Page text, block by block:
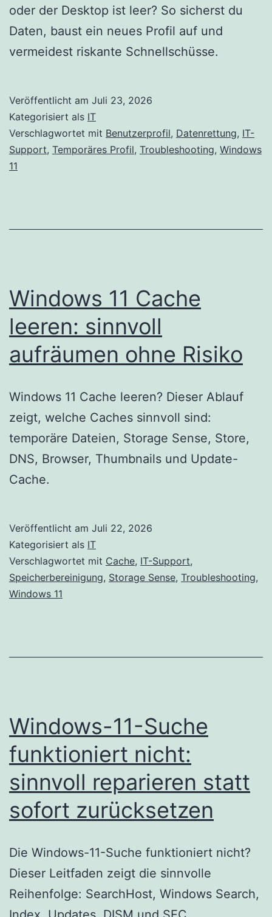
oder der Desktop ist leer? So sicherst du
Daten, baust ein neues Profil auf und
vermeidest riskante Schnellschüsse.
Veröffentlicht am Juli 23, 2026
Kategorisiert als IT
Verschlagwortet mit Benutzerprofil, Datenrettung, IT-
Support, Temporäres Profil, Troubleshooting, Windows
11
Windows 11 Cache
leeren: sinnvoll
aufräumen ohne Risiko
Windows 11 Cache leeren? Dieser Ablauf
zeigt, welche Caches sinnvoll sind:
temporäre Dateien, Storage Sense, Store,
DNS, Browser, Thumbnails und Update-
Cache.
Veröffentlicht am Juli 22, 2026
Kategorisiert als IT
Verschlagwortet mit Cache, IT-Support,
Speicherbereinigung, Storage Sense, Troubleshooting,
Windows 11
Windows-11-Suche
funktioniert nicht:
sinnvoll reparieren statt
sofort zurücksetzen
Die Windows-11-Suche funktioniert nicht?
Dieser Leitfaden zeigt die sinnvolle
Reihenfolge: SearchHost, Windows Search,